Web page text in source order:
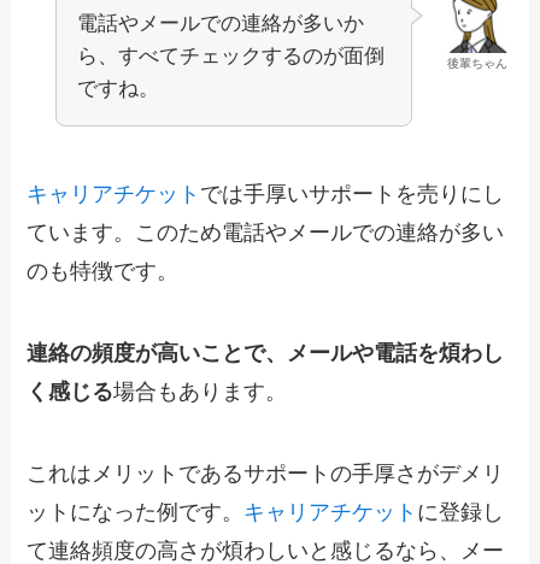
後輩ちゃん
電話やメールでの連絡が多いか
ら、すべてチェックするのが面倒
ですね。
キャリアチケット では手厚いサポートを売りにし
ています。このため電話やメールでの連絡が多い
のも特徴です。
連絡の頻度が高いことで、メールや電話を煩わし
く感じる場合もあります。
これはメリットであるサポートの手厚さがデメリ
ットになった例です。 キャリアチケット に登録し
て連絡頻度の高さが煩わしいと感じるなら、メー